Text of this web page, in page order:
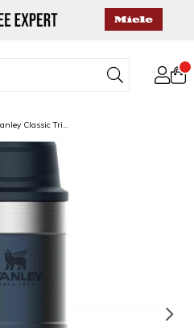
Stanley Classic Trigger Action Termos 0,47 L Lacivert